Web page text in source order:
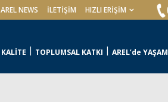
AREL NEWS İLETIŞIM HIZLI ERİŞİM
KALİTE TOPLUMSAL KATKI AREL’de YAŞAM